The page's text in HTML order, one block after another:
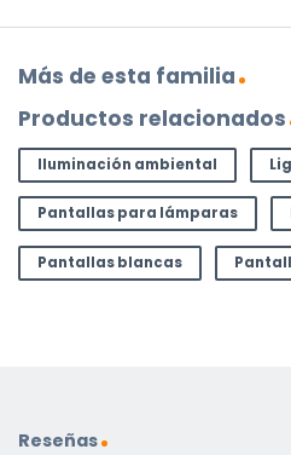
Más de esta familia
Productos relacionados
Iluminación ambiental
Pantallas para lámparas
Pantallas blancas
Reseñas